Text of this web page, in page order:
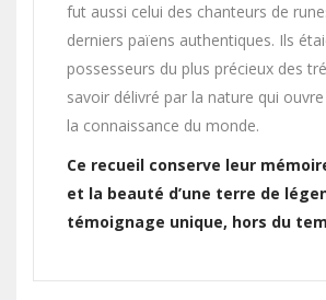
fut aussi celui des chanteurs de
derniers païens authentiques. Ils
possesseurs du plus précieux des
savoir délivré par la nature qui
la connaissance du monde.
Ce recueil conserve leur
et la beauté d’une terre de
témoignage unique, hors du